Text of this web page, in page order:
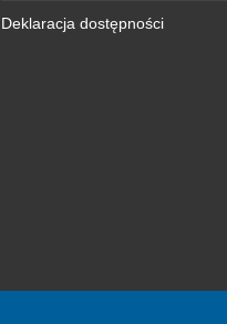
Deklaracja dostępności